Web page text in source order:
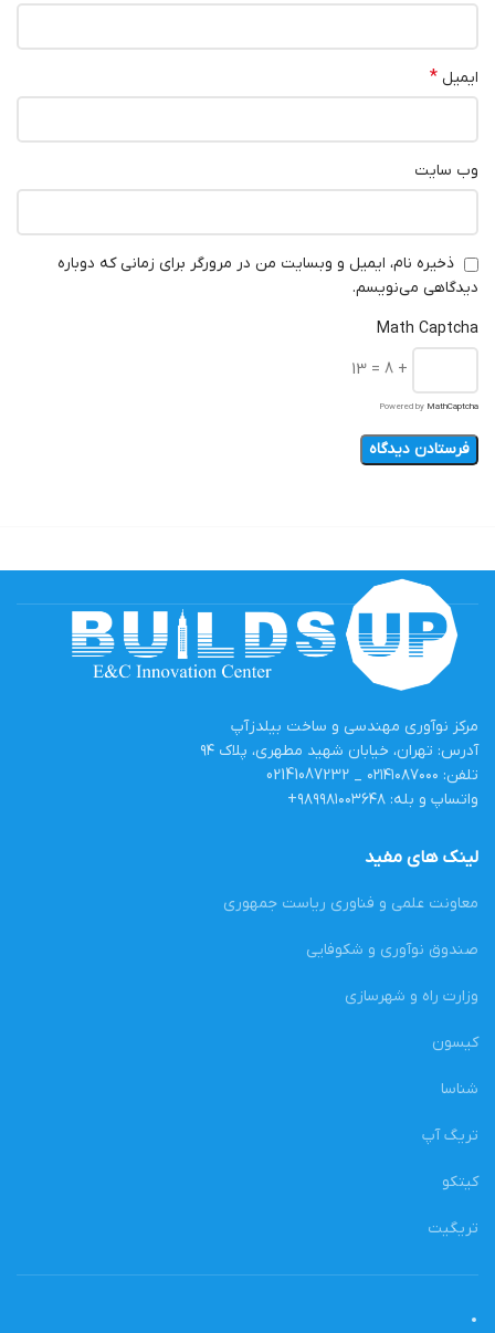
ایمیل *
وب‌ سایت
ذخیره نام، ایمیل و وبسایت من در مرورگر برای زمانی که دوباره
دیدگاهی می‌نویسم.
Math Captcha
+ 8 = 13
Powered by MathCaptcha
مرکز نوآوری مهندسی و ساخت بیلدزآپ
آدرس: تهران، خیابان شهید مطهری، پلاک ۹۴
تلفن: ۰۲۱۴۱۰۸۷۰۰۰ _ 02141087232
واتساپ و بله: ۹۸۹۹۸۱۰۰۳۶۴۸+
لینک های مفید
معاونت علمی و فناوری ریاست جمهوری
صندوق نوآوری و شکوفایی
وزارت راه و شهرسازی
کیسون
شناسا
تریگ آپ
کیتکو
تریگیت